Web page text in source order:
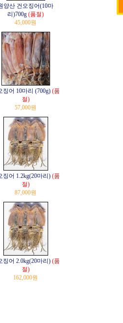
양산 건오징어(10마
리)700g (품절)
45,000원
징어 10마리 (700g) (품
절)
57,000원
징어 1.2kg(20마리) (품
절)
87,000원
징어 2.0kg(20마리) (품
절)
162,000원